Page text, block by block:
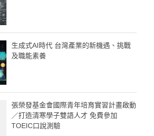
生成式AI時代 台灣產業的新機遇、挑戰
及職能素養
張榮發基金會國際青年培育實習計畫啟動
／打造清寒學子雙語人才 免費參加
TOEIC口說測驗